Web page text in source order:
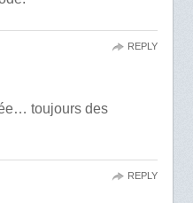
toujours des
REPLY
REPLY